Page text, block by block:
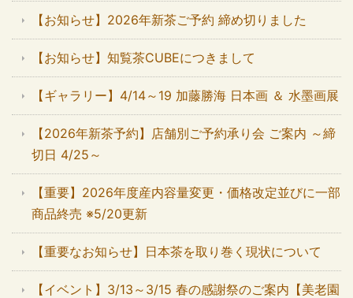
【お知らせ】2026年新茶ご予約 締め切りました
【お知らせ】知覧茶CUBEにつきまして
【ギャラリー】4/14～19 加藤勝海 日本画 ＆ 水墨画展
【2026年新茶予約】店舗別ご予約承り会 ご案内 ～締
切日 4/25～
【重要】2026年度産内容量変更・価格改定並びに一部
商品終売 ※5/20更新
【重要なお知らせ】日本茶を取り巻く現状について
【イベント】3/13～3/15 春の感謝祭のご案内【美老園